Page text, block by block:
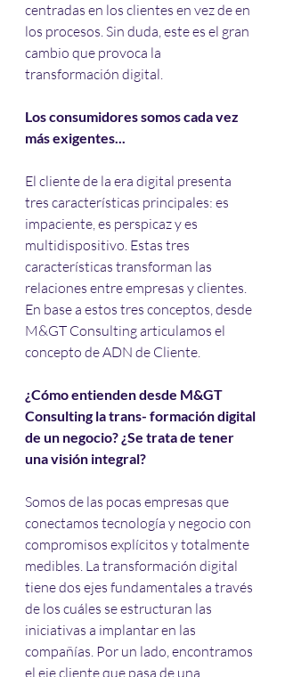
centradas en los clientes en vez de en
los procesos. Sin duda, este es el gran
cambio que provoca la
transformación digital.
Los consumidores somos cada vez
más exigentes...
El cliente de la era digital presenta
tres características principales: es
impaciente, es perspicaz y es
multidispositivo. Estas tres
características transforman las
relaciones entre empresas y clientes.
En base a estos tres conceptos, desde
M&GT Consulting articulamos el
concepto de ADN de Cliente.
¿Cómo entienden desde M&GT
Consulting la trans- formación digital
de un negocio? ¿Se trata de tener
una visión integral?
Somos de las pocas empresas que
conectamos tecnología y negocio con
compromisos explícitos y totalmente
medibles. La transformación digital
tiene dos ejes fundamentales a través
de los cuáles se estructuran las
iniciativas a implantar en las
compañías. Por un lado, encontramos
el eje cliente que pasa de una